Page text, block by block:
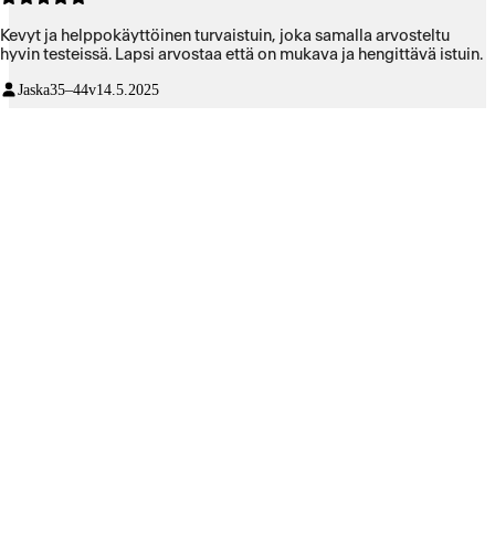
Kevyt ja helppokäyttöinen turvaistuin, joka samalla arvosteltu
hyvin testeissä. Lapsi arvostaa että on mukava ja hengittävä istuin.
Jaska35–44v14.5.2025